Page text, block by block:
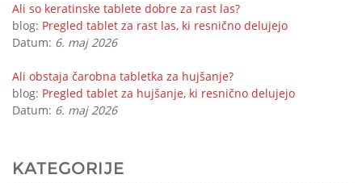
Ali so keratinske tablete dobre za rast las?
blog: Pregled tablet za rast las, ki resnično delujejo
Datum: 6. maj 2026
Ali obstaja čarobna tabletka za hujšanje?
blog: Pregled tablet za hujšanje, ki resnično delujejo
Datum: 6. maj 2026
KATEGORIJE